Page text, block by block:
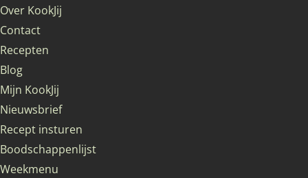
Over KookJij
Contact
Recepten
Blog
Mijn KookJij
Nieuwsbrief
Recept insturen
Boodschappenlijst
Weekmenu